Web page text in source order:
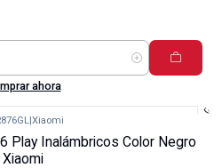
ahora
Xiaomi
Play Inalámbricos Color Negro
Xiaomi